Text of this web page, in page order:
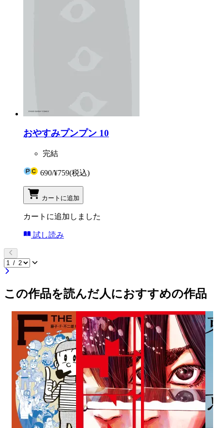
おやすみプンプン 10
完結
690/¥759(税込)
カートに追加
カートに追加しました
試し読み
この作品を読んだ人におすすめの作品